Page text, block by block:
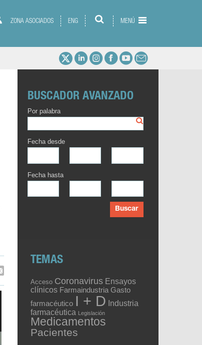
ZONA ASOCIADOS ENG MENÚ
BUSCADOR AVANZADO
Por palabra
Fecha desde
Fecha hasta
Buscar
TEMAS
Acceso Coronavirus Ensayos
clínicos Farmaindustria Gasto
farmacéutico I + D Industria
farmacéutica Legislación
Medicamentos
Pacientes